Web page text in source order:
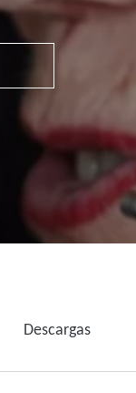
Descargas